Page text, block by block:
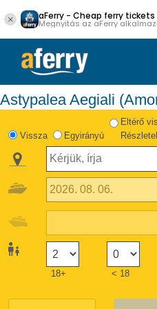
aFerry - Cheap ferry tickets
Megnyitás az aFerry
Astypalea Aegiali
Vissza Egyirányú
Eltérő
18+ < 18